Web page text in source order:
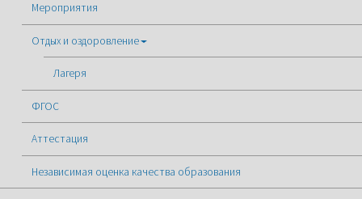
Мероприятия
Отдых и оздоровление
Лагеря
ФГОС
Аттестация
Независимая оценка качества образования